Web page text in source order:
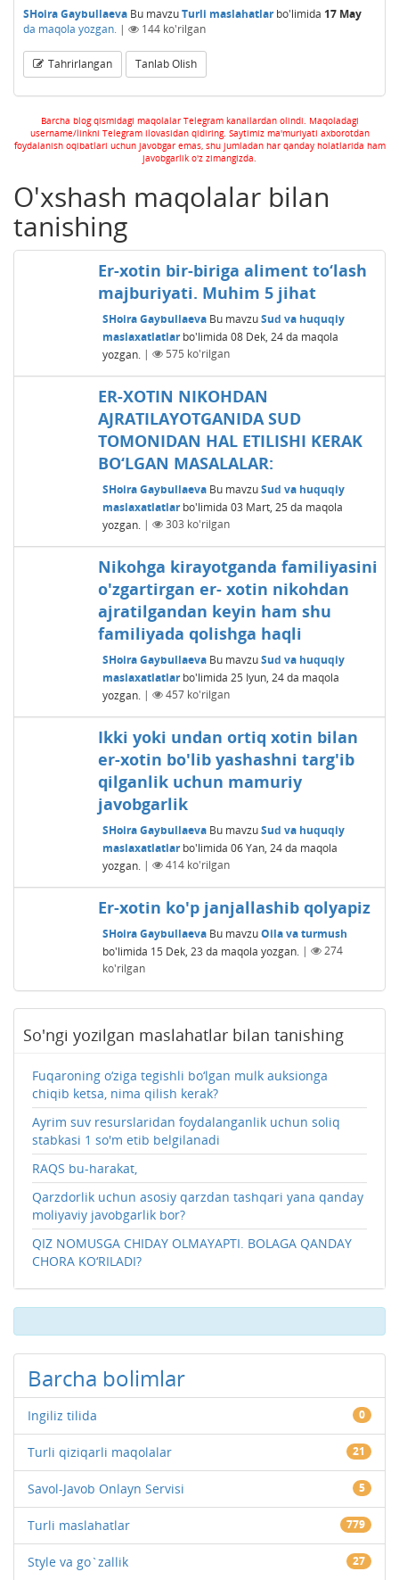
SHoira Gaybullaeva Bu mavzuTurli maslahatlarbo'limida 17 May
da maqola yozgan. | 144 ko'rilgan
Tahrirlangan Tanlab Olish
Barcha blog qismidagi maqolalar Telegram kanallardan olindi. Maqoladagi
username/linkni Telegram ilovasidan qidiring. Saytimiz ma'muriyati axborotdan
foydalanish oqibatlari uchun javobgar emas, shu jumladan har qanday holatlarida ham
javobgarlik o'z zimangizda.
O'xshash maqolalar bilan
tanishing
Er-xotin bir-biriga aliment to‘lash
majburiyati. Muhim 5 jihat
SHoira Gaybullaeva Bu mavzuSud va huquqiy
maslaxatlatlarbo'limida 08 Dek, 24 da maqola
yozgan. | 575 ko'rilgan
ER-XOTIN NIKOHDAN
AJRATILAYOTGANIDA SUD
TOMONIDAN HAL ETILISHI KЕRAK
BO‘LGAN MASALALAR:
SHoira Gaybullaeva Bu mavzuSud va huquqiy
maslaxatlatlarbo'limida 03 Mart, 25 da maqola
yozgan. | 303 ko'rilgan
Nikohga kirayotganda familiyasini
o'zgartirgan er- xotin nikohdan
ajratilgandan keyin ham shu
familiyada qolishga haqli
SHoira Gaybullaeva Bu mavzuSud va huquqiy
maslaxatlatlarbo'limida 25 Iyun, 24 da maqola
yozgan. | 457ko'rilgan
Ikki yoki undan ortiq xotin bilan
er-xotin bo'lib yashashni targ'ib
qilganlik uchun mamuriy
javobgarlik
SHoira Gaybullaeva Bu mavzuSud va huquqiy
maslaxatlatlarbo'limida 06 Yan, 24 da maqola
yozgan. | 414ko'rilgan
Er-xotin ko'p janjallashib qolyapiz
SHoira Gaybullaeva Bu mavzuOila va turmush
bo'limida 15 Dek, 23 da maqola yozgan. |
274
ko'rilgan
So'ngi yozilgan maslahatlar bilan tanishing
Fuqaroning o‘ziga tegishli bo‘lgan mulk auksionga
chiqib ketsa, nima qilish kerak?
Ayrim suv resurslaridan foydalanganlik uchun soliq
stabkasi 1 so'm etib belgilanadi
RAQS bu-harakat,
Qarzdorlik uchun asosiy qarzdan tashqari yana qanday
moliyaviy javobgarlik bor?
QIZ NOMUSGA CHIDAY OLMAYAPTI. BOLAGA QANDAY
CHORA KO‘RILADI?
Barcha bolimlar
Ingiliz tilida 0
Turli qiziqarli maqolalar 21
Savol-Javob Onlayn Servisi 5
Turli maslahatlar 779
Style va go`zallik 27